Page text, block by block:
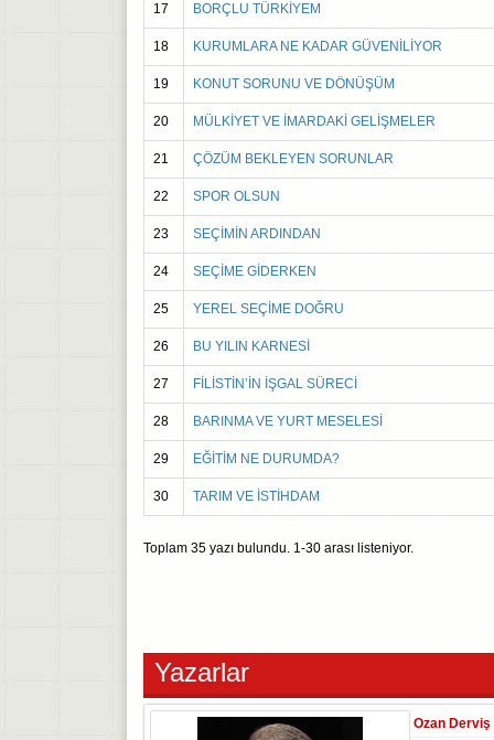
17 BORÇLU TÜRKİYEM
18 KURUMLARA NE KADAR GÜVENİLİYOR
19 KONUT SORUNU VE DÖNÜŞÜM
20 MÜLKİYET VE İMARDAKİ GELİŞMELER
21 ÇÖZÜM BEKLEYEN SORUNLAR
22 SPOR OLSUN
23 SEÇİMİN ARDINDAN
24 SEÇİME GİDERKEN
25 YEREL SEÇİME DOĞRU
26 BU YILIN KARNESİ
27 FİLİSTİN’İN İŞGAL SÜRECİ
28 BARINMA VE YURT MESELESİ
29 EĞİTİM NE DURUMDA?
30 TARIM VE İSTİHDAM
Toplam 35 yazı bulundu. 1-30 arası listeniyor.
Yazarlar
Ozan Derviş